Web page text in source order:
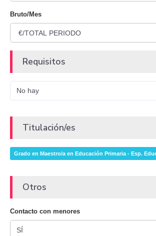
Bruto/Mes
Requisitos
No hay
Titulación/es
Grado en Maestro/a en Educación Primaria - Esp.
Otros
Contacto con menores